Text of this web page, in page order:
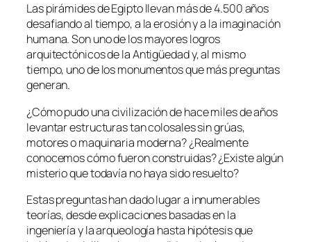
Las pirámides de Egipto llevan más de 4.500 años
desafiando al tiempo, a la erosión y a la imaginación
humana. Son uno de los mayores logros
arquitectónicos de la Antigüedad y, al mismo
tiempo, uno de los monumentos que más preguntas
generan.
¿Cómo pudo una civilización de hace miles de años
levantar estructuras tan colosales sin grúas,
motores o maquinaria moderna? ¿Realmente
conocemos cómo fueron construidas? ¿Existe algún
misterio que todavía no haya sido resuelto?
Estas preguntas han dado lugar a innumerables
teorías, desde explicaciones basadas en la
ingeniería y la arqueología hasta hipótesis que